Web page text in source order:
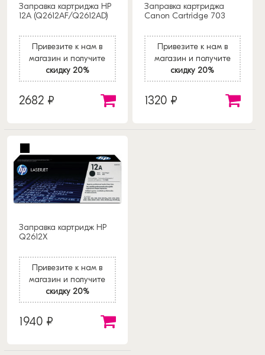
Заправка картриджа HP
12A (Q2612AF/Q2612AD)
Привезите к нам в
магазин и получите
скидку 20%
2682 ₽
Заправка картриджа
Canon Cartridge 703
Привезите к нам в
магазин и получите
скидку 20%
1320 ₽
Заправка картридж HP
Q2612X
Привезите к нам в
магазин и получите
скидку 20%
1940 ₽